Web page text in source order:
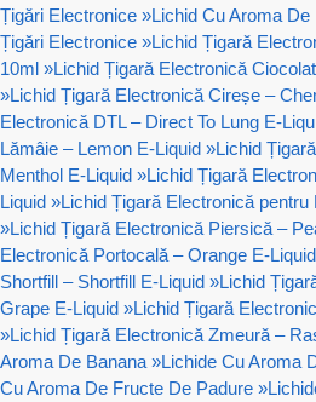
Țigări Electronice »Lichid Cu Aroma
Țigări Electronice »Lichid Țigară
10ml »Lichid Țigară Electronică
»Lichid Țigară Electronică Cireșe –
Electronică DTL – Direct To Lung E-
Lămâie – Lemon E-Liquid »Lichid
Menthol E-Liquid »Lichid Țigară
Liquid »Lichid Țigară Electronică
»Lichid Țigară Electronică Piersică –
Electronică Portocală – Orange E-Liquid
Shortfill – Shortfill E-Liquid »Lichid
Grape E-Liquid »Lichid Țigară
»Lichid Țigară Electronică Zmeură –
Aroma De Banana »Lichide Cu Aroma
Cu Aroma De Fructe De Padure »